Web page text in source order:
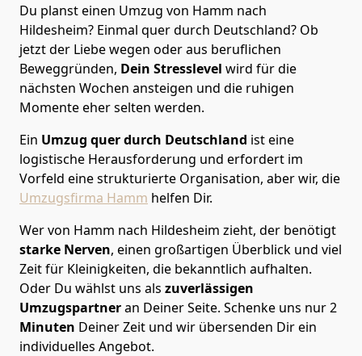
Du planst einen Umzug von Hamm nach
Hildesheim? Einmal quer durch Deutschland? Ob
jetzt der Liebe wegen oder aus beruflichen
Beweggründen, Dein Stresslevel wird für die
nächsten Wochen ansteigen und die ruhigen
Momente eher selten werden.
Ein Umzug quer durch Deutschland ist eine
logistische Herausforderung und erfordert im
Vorfeld eine strukturierte Organisation, aber wir, die
Umzugsfirma Hamm helfen Dir.
Wer von Hamm nach Hildesheim zieht, der benötigt
starke Nerven, einen großartigen Überblick und viel
Zeit für Kleinigkeiten, die bekanntlich aufhalten.
Oder Du wählst uns als zuverlässigen
Umzugspartneran Deiner Seite. Schenke uns nur2
Minuten Deiner Zeit und wir übersenden Dir ein
individuelles Angebot.